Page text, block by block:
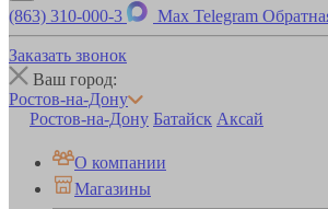
(863) 310-000-3 Max Telegram
Заказать звонок
Ваш город:
Ростов-на-Дону
Ростов-на-Дону Батайск Аксай
О компании
Магазины